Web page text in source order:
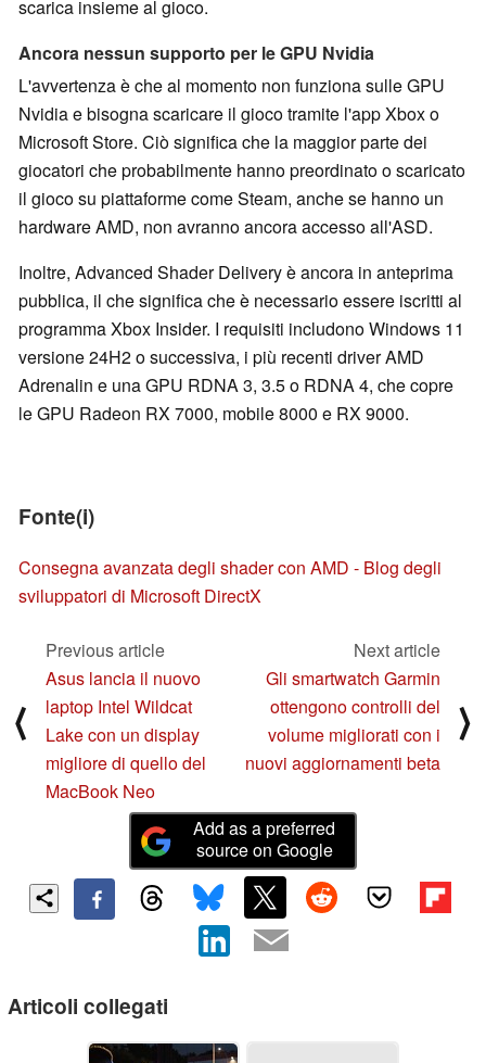
scarica insieme al gioco.
Ancora nessun supporto per le GPU Nvidia
L'avvertenza è che al momento non funziona sulle GPU
Nvidia e bisogna scaricare il gioco tramite l'app Xbox o
Microsoft Store. Ciò significa che la maggior parte dei
giocatori che probabilmente hanno preordinato o scaricato
il gioco su piattaforme come Steam, anche se hanno un
hardware AMD, non avranno ancora accesso all'ASD.
Inoltre, Advanced Shader Delivery è ancora in anteprima
pubblica, il che significa che è necessario essere iscritti al
programma Xbox Insider. I requisiti includono Windows 11
versione 24H2 o successiva, i più recenti driver AMD
Adrenalin e una GPU RDNA 3, 3.5 o RDNA 4, che copre
le GPU Radeon RX 7000, mobile 8000 e RX 9000.
Fonte(i)
Consegna avanzata degli shader con AMD - Blog degli
sviluppatori di Microsoft DirectX
⟨
Previous article
Asus lancia il nuovo
laptop Intel Wildcat
Lake con un display
migliore di quello del
MacBook Neo
Next article
Gli smartwatch Garmin
ottengono controlli del
volume migliorati con i
nuovi aggiornamenti beta
⟩
Add as a preferred
source on Google
Articoli collegati